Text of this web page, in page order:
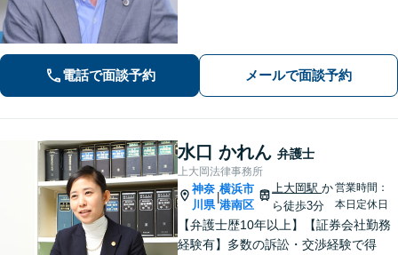
電話で面談予約 メールで面談予約
水口 かれん 弁護士
上大岡法律事務所
神奈
川県
横浜市
港南区
上大岡駅か
ら徒歩3分
営業時間：
本日定休日
【弁護士歴10年以上】【証券会社勤務
経験有】多数の訴訟・交渉経験で得